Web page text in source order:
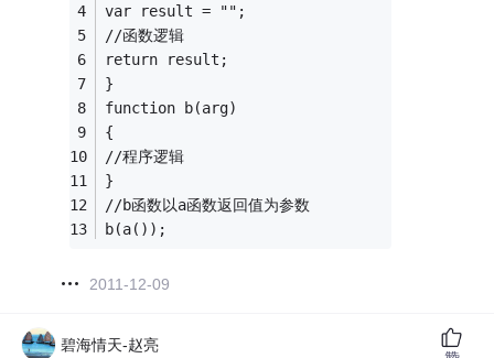
var result = "";
//函数逻辑
return result;
}
function b(arg)
{
//程序逻辑
}
//b函数以a函数返回值为参数
b(a());
2011-12-09
碧海情天-赵亮